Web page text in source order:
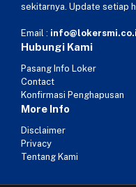
sekitarnya. Update setiap
Email :
Hubungi Kami
Pasang Info Loker
Contact
Konfirmasi Penghapusan
More Info
Disclaimer
Privacy
Tentang Kami